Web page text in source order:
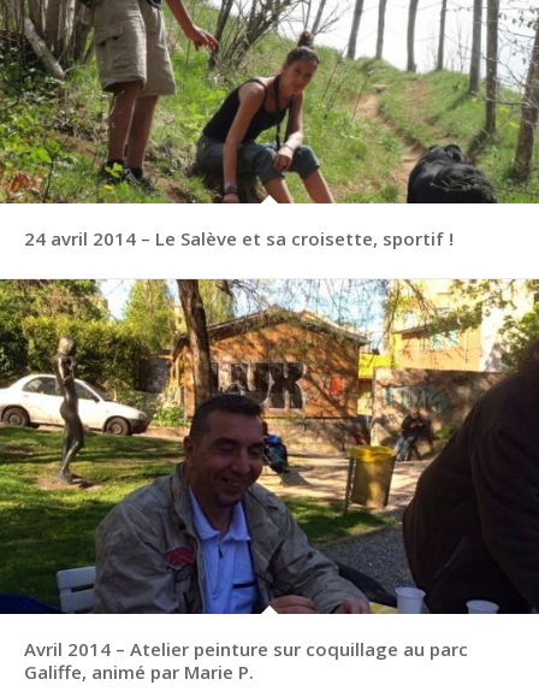
24 avril 2014 – Le Salève et sa croisette, sportif !
Avril 2014 – Atelier peinture sur coquillage au parc
Galiffe, animé par Marie P.